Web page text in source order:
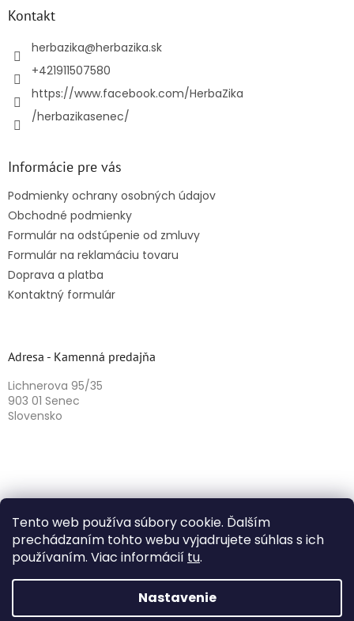
Tento web používa súbory cookie. Ďalším
prechádzaním tohto webu vyjadrujete súhlas s ich
používaním. Viac informácií tu.
Nastavenie
Kontakt
herbazika@herbazika.sk
+421911507580
https://www.facebook.com/HerbaZika
/herbazikasenec/
Informácie pre vás
Podmienky ochrany osobných údajov
Obchodné podmienky
Formulár na odstúpenie od zmluvy
Formulár na reklamáciu tovaru
Doprava a platba
Kontaktný formulár
Adresa - Kamenná predajňa
Lichnerova 95/35
903 01 Senec
Slovensko